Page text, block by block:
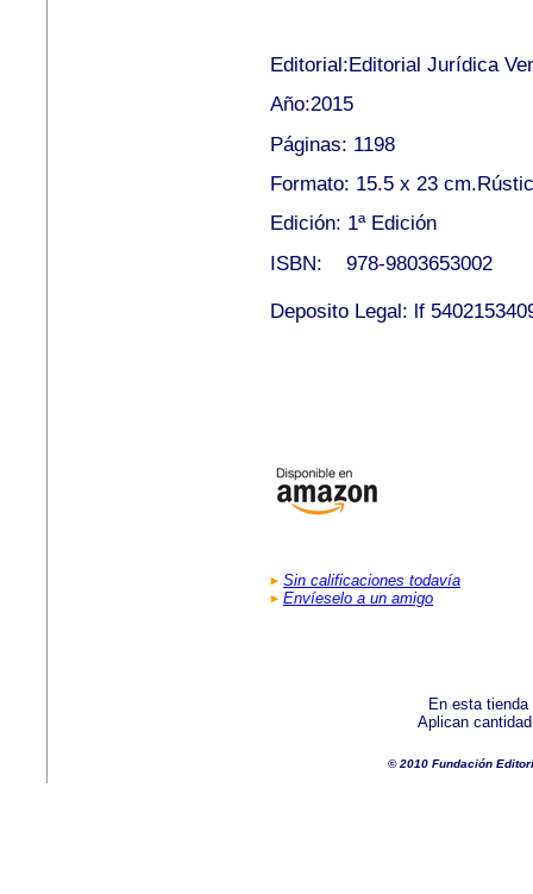
Editorial:Editorial Jurídica
Año:2015
Páginas: 1198
Formato: 15.5 x 23
Edición: 1ª Edición
ISBN: 978-9803653002
Deposito Legal: lf
Sin calificaciones todavía
Envíeselo a un amigo
En esta
Aplican
© 2010 Fundación